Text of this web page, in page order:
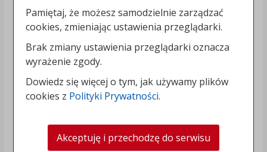
Pamiętaj, że możesz samodzielnie zarządzać
cookies, zmieniając ustawienia przeglądarki.
Brak zmiany ustawienia przeglądarki oznacza
wyrażenie zgody.
Dowiedz się więcej o tym, jak używamy plików
cookies z Polityki Prywatności.
Akceptuję i przechodzę do serwisu